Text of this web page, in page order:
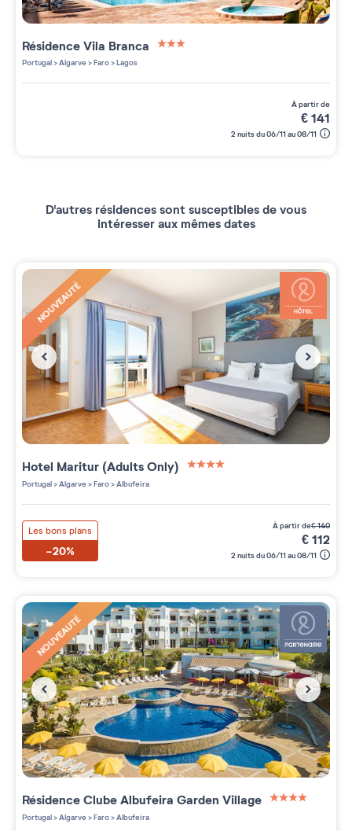
RésidenceVila Branca
Portugal>Algarve>Faro>Lagos
à partir de
€141
2 nuits du 06/11 au 08/11
D'autres résidences sont susceptibles de vous
intéresser aux mêmes dates
NOUVEAUTÉ
Hotel Maritur (Adults Only)
Portugal>Algarve>Faro>Albufeira
Les bons plans
-20%
à partir de€140
€112
2 nuits du 06/11 au 08/11
NOUVEAUTÉ
RésidenceClube Albufeira Garden Village
Portugal>Algarve>Faro>Albufeira